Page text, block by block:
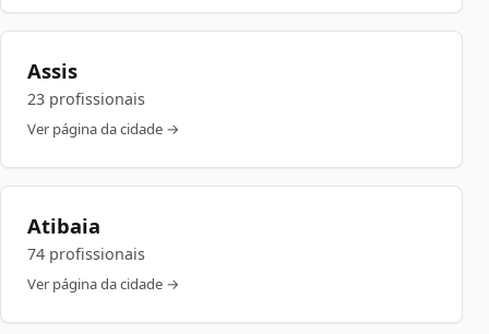
Assis
23 profissionais
Ver página da cidade →
Atibaia
74 profissionais
Ver página da cidade →